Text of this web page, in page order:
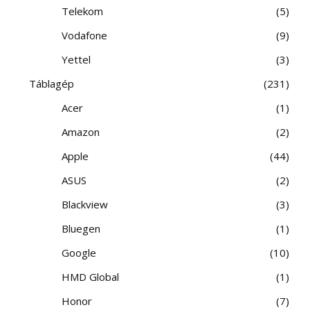
Telekom
5
Vodafone
9
Yettel
3
Táblagép
231
Acer
1
Amazon
2
Apple
44
ASUS
2
Blackview
3
Bluegen
1
Google
10
HMD Global
1
Honor
7